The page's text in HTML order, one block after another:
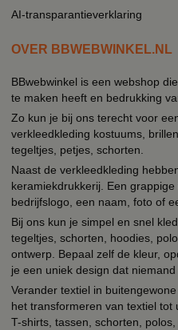
AI-transparantieverklaring
OVER BBWEBWINKEL.NL
BBwebwinkel is een webshop
te maken heeft en bedrukking
Zo kun je bij ons terecht voor
verkleedkleding kostuums,
tegeltjes, petjes, schorten.
Naast de verkleedkleding
keramiekdrukkerij. Een
bedrijfslogo, een naam, foto of
Bij ons kun je simpel en snel
tegeltjes, schorten, hoodies,
ontwerp. Bepaal zelf de kleur,
je een uniek design dat
Verander textiel in
het transformeren van textiel tot
T-shirts, tassen, schorten,